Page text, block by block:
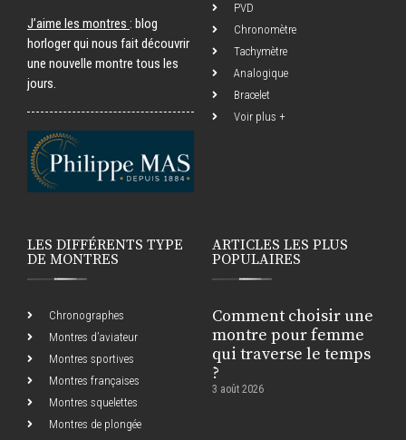
J’aime les montres : blog
horloger qui nous fait découvrir
une nouvelle montre tous les
jours.
PVD
Chronomètre
Tachymètre
Analogique
Bracelet
Voir plus +
LES DIFFÉRENTS TYPE
DE MONTRES
Chronographes
Montres d’aviateur
Montres sportives
Montres françaises
Montres squelettes
Montres de plongée
ARTICLES LES PLUS
POPULAIRES
Comment choisir une
montre pour femme
qui traverse le temps
?
3 août 2026